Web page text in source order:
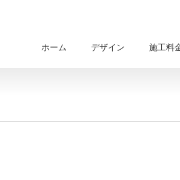
ホーム デザイン 施工料